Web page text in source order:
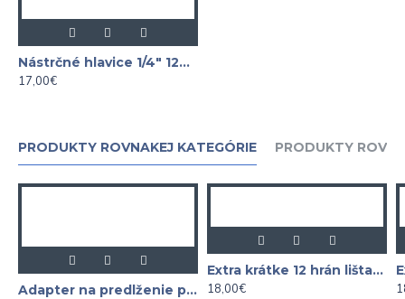
Nástrčné hlavice 1/4" 12hranné predĺžené, 4 - 13mm ASTA
17,00€
PRODUKTY ROVNAKEJ KATEGÓRIE PRODUKTY
Adapter na predlženie plochých kľúčov UNIVERZÁL
Extra krátke 12 hrán lišta XZN 1/4" - 3/8"
18,00€